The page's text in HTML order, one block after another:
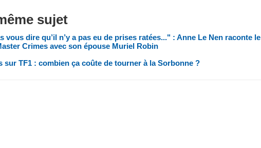
sujet
vous dire qu’il n’y a pas eu de prises ratées..." : Anne Le Nen raconte le
Crimes avec son épouse Muriel Robin
sur TF1 : combien ça coûte de tourner à la Sorbonne ?